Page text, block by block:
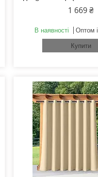
1 669 ₴
В наявності Оптом
Купити